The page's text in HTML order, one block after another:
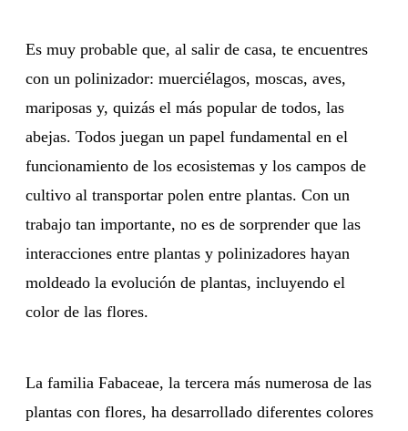
Es muy probable que, al salir de casa, te encuentres
con un polinizador: muerciélagos, moscas, aves,
mariposas y, quizás el más popular de todos, las
abejas. Todos juegan un papel fundamental en el
funcionamiento de los ecosistemas y los campos de
cultivo al transportar polen entre plantas. Con un
trabajo tan importante, no es de sorprender que las
interacciones entre plantas y polinizadores hayan
moldeado la evolución de plantas, incluyendo el
color de las flores.
La familia Fabaceae, la tercera más numerosa de las
plantas con flores, ha desarrollado diferentes colores